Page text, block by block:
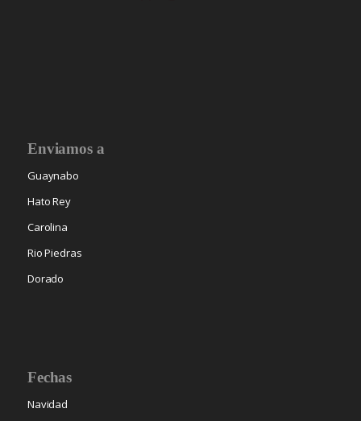
Enviamos a
Guaynabo
Hato Rey
Carolina
Rio Piedras
Dorado
Fechas
Navidad